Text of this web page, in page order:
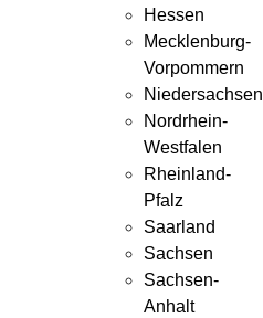
Hessen
Mecklenburg-
Vorpommern
Niedersachsen
Nordrhein-
Westfalen
Rheinland-
Pfalz
Saarland
Sachsen
Sachsen-
Anhalt